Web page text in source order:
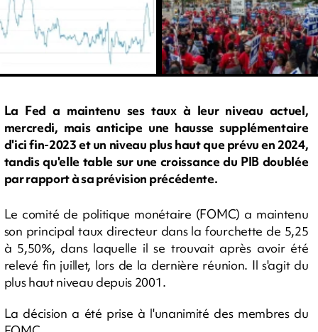
La Fed a maintenu ses taux à leur niveau actuel,
mercredi, mais anticipe une hausse supplémentaire
d'ici fin-2023 et un niveau plus haut que prévu en 2024,
tandis qu'elle table sur une croissance du PIB doublée
par rapport à sa prévision précédente.
Le comité de politique monétaire (FOMC) a maintenu
son principal taux directeur dans la fourchette de 5,25
à 5,50%, dans laquelle il se trouvait après avoir été
relevé fin juillet, lors de la dernière réunion. Il s'agit du
plus haut niveau depuis 2001.
La décision a été prise à l'unanimité des membres du